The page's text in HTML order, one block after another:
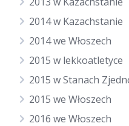
2014 w Kazachstanie
2014 we Włoszech
2015 w lekkoatletyce
2015 w Stanach
2015 we Włoszech
2016 we Włoszech